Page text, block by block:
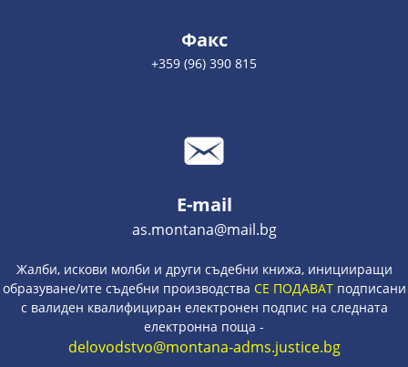
Факс
+359 (96) 390 815
E-mail
as.montana@mail.bg
Жалби, искови молби и други съдебни книжа, иницииращи
образуване/ите съдебни производства СЕ ПОДАВАТподписани
с валиден квалифициран електронен подпис на следната
електронна поща -
delovodstvo@montana-adms.justice.bg